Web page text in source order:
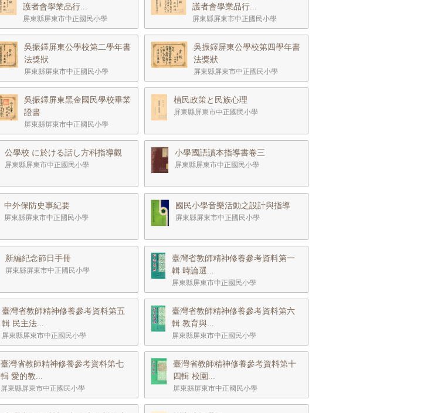
護者會學業品行...
屏東縣屏東市中正國民小學
護者會學業品行...
屏東縣屏東市中正國民小學
吳振鐸屏東公學校第二學年書
法獎狀
屏東縣屏東市中正國民小學
吳振鐸屏東公學校第四學年書
法獎狀
屏東縣屏東市中正國民小學
吳振鐸屏東黑金國民學校畢業
證書
屏東縣屏東市中正國民小學
植民政策と民族心理
屏東縣屏東市中正國民小學
公學校 に於ける話し方科指導觀
屏東縣屏東市中正國民小學
小學國語讀本指導書卷三
屏東縣屏東市中正國民小學
中外保防史事紀要
屏東縣屏東市中正國民小學
國民小學音樂活動之設計與指導
屏東縣屏東市中正國民小學
新編紀念節日手冊
屏東縣屏東市中正國民小學
臺灣省教師精神修養參考資料第一
輯 時論選...
屏東縣屏東市中正國民小學
臺灣省教師精神修養參考資料第五
輯 民主法...
屏東縣屏東市中正國民小學
臺灣省教師精神修養參考資料第六
輯 教育與...
屏東縣屏東市中正國民小學
臺灣省教師精神修養參考資料第七
輯 愛的教...
屏東縣屏東市中正國民小學
臺灣省教師精神修養參考資料第十
四輯 校園...
屏東縣屏東市中正國民小學